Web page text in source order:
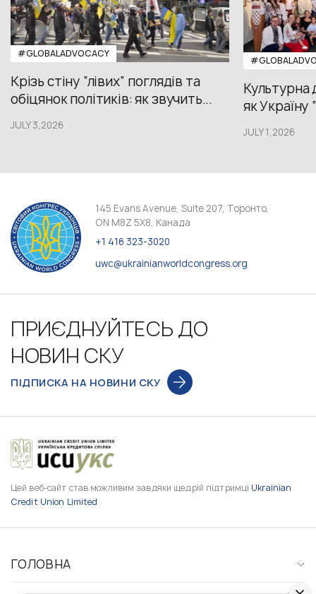
#GLOBALADVOCACY
Крізь стіну “лівих” поглядів та
обіцянок політиків: як звучить...
JULY 3,2026
Культурна
як
JULY 1,2026
145 Evans Avenue, Suite 207, Торонто,
ON M8Z 5X8, Канада
+1 416 323-3020
uwc@ukrainianworldcongress.org
ПРИЄДНУЙТЕСЬ ДО
НОВИН СКУ
ПІДПИСКА НА НОВИНИ СКУ
Цей веб-сайт став можливим завдяки щедрій підтримці Ukrainian
Credit Union Limited
ГОЛОВНА